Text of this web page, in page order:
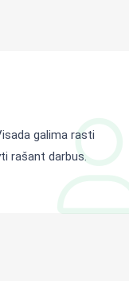
galima rasti
rašant darbus.